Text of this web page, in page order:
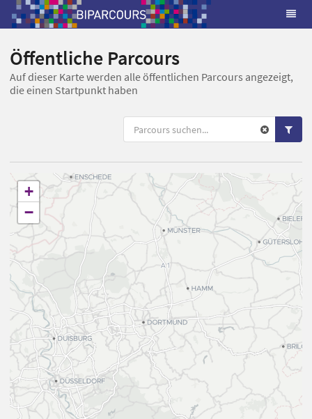
Öffentliche Parcours
Auf dieser Karte werden alle öffentlichen Parcours angezeigt,
die einen Startpunkt haben
+
−